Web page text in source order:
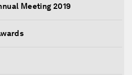
Meeting 2019